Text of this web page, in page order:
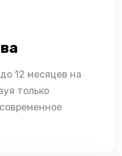
12 месяцев на
только